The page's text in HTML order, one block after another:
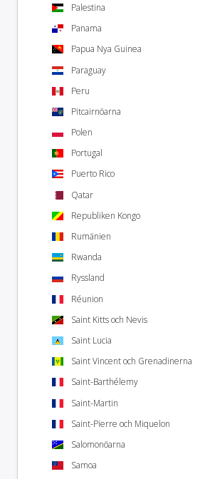
Palestina
Panama
Papua Nya Guinea
Paraguay
Peru
Pitcairnöarna
Polen
Portugal
Puerto Rico
Qatar
Republiken Kongo
Rumänien
Rwanda
Ryssland
Réunion
Saint Kitts och Nevis
Saint Lucia
Saint Vincent och Grenadinerna
Saint-Barthélemy
Saint-Martin
Saint-Pierre och Miquelon
Salomonöarna
Samoa